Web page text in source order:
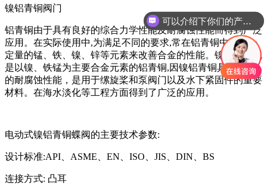
镍铝青铜阀门
铝青铜由于具有良好的综合力学性能及耐腐蚀性能而得到广泛
应用。在实际使用中,为满足不同的要求,常在铝青铜中添加一
定量的锰、铁、镍、锌等元素来改善合金的性能。镍铝青铜就
是以镍、铁锰为主要合金元素的铝青铜,因镍铝青铜具有极佳
的耐腐蚀性能，是用于缧旋桨和泵阀门以及水下紧固件的重要
材料。在海水淡化等工程方面得到了广泛的应用。
电动式镍铝青铜蝶阀的主要技术参数:
设计标准:API、ASME、EN、ISO、JIS、DIN、BS
连接方式: 凸耳
可以介绍下你们的产品么